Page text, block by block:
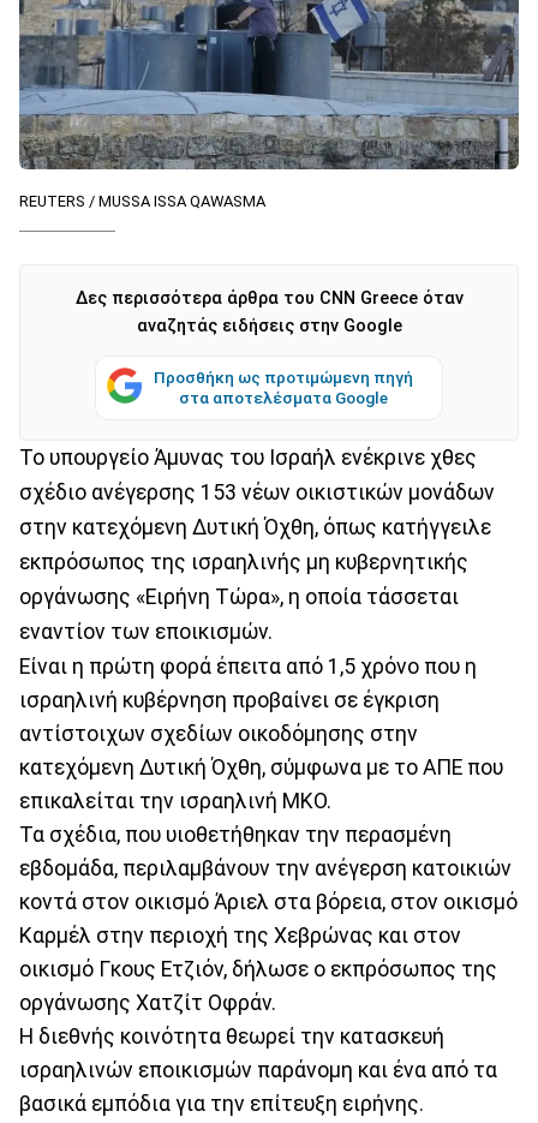
REUTERS / MUSSA ISSA QAWASMA
Δες περισσότερα άρθρα του CNN Greece όταν
αναζητάς ειδήσεις στην Google
Προσθήκη ως προτιμώμενη πηγή
στα αποτελέσματα Google
Το υπουργείο Άμυνας του Ισραήλ ενέκρινε χθες
σχέδιο ανέγερσης 153 νέων οικιστικών μονάδων
στην κατεχόμενη Δυτική Όχθη, όπως κατήγγειλε
εκπρόσωπος της ισραηλινής μη κυβερνητικής
οργάνωσης «Ειρήνη Τώρα», η οποία τάσσεται
εναντίον των εποικισμών.
Είναι η πρώτη φορά έπειτα από 1,5 χρόνο που η
ισραηλινή κυβέρνηση προβαίνει σε έγκριση
αντίστοιχων σχεδίων οικοδόμησης στην
κατεχόμενη Δυτική Όχθη, σύμφωνα με το ΑΠΕ που
επικαλείται την ισραηλινή ΜΚΟ.
Τα σχέδια, που υιοθετήθηκαν την περασμένη
εβδομάδα, περιλαμβάνουν την ανέγερση κατοικιών
κοντά στον οικισμό Άριελ στα βόρεια, στον οικισμό
Καρμέλ στην περιοχή της Χεβρώνας και στον
οικισμό Γκους Ετζιόν, δήλωσε ο εκπρόσωπος της
οργάνωσης Χατζίτ Οφράν.
Η διεθνής κοινότητα θεωρεί την κατασκευή
ισραηλινών εποικισμών παράνομη και ένα από τα
βασικά εμπόδια για την επίτευξη ειρήνης.